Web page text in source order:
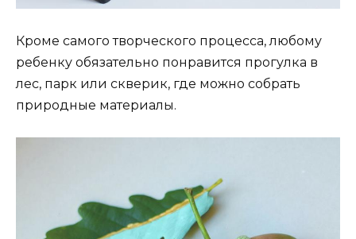
Кроме самого творческого процесса, любому
ребенку обязательно понравится прогулка в
лес, парк или скверик, где можно собрать
природные материалы.